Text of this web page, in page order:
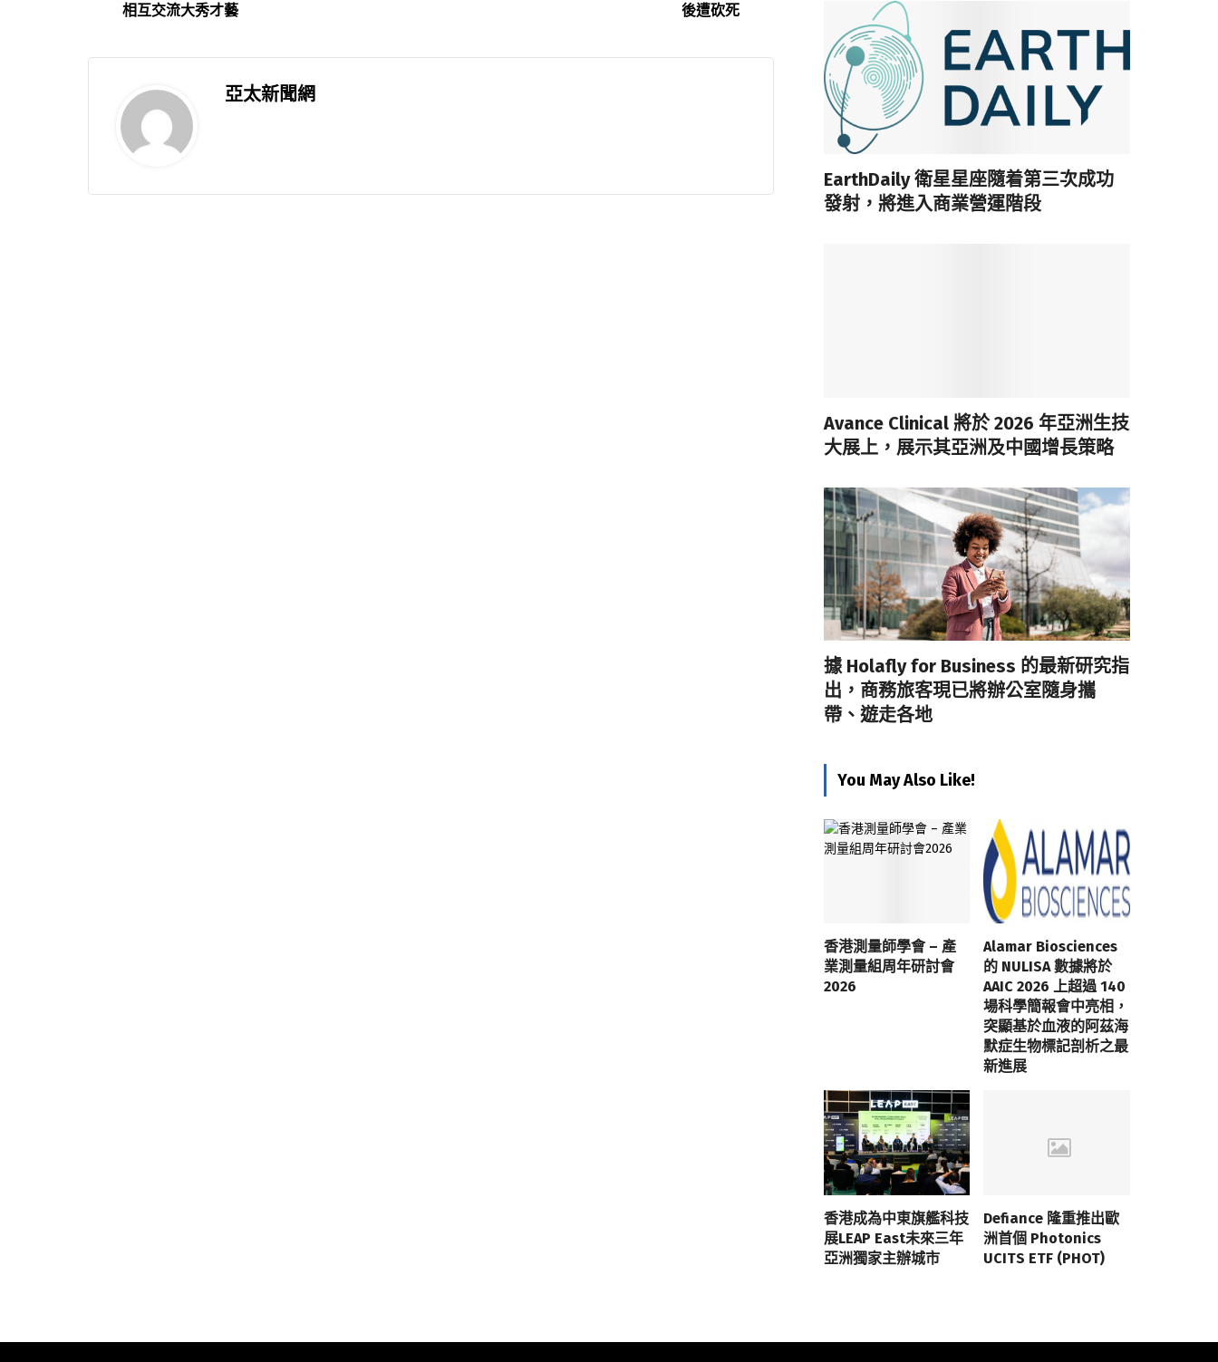
相互交流大秀才藝
後遭砍死
亞太新聞網
EarthDaily 衛星星座隨着第三次成功
發射，將進入商業營運階段
Avance Clinical 將於 2026 年亞洲生技
大展上，展示其亞洲及中國增長策略
據 Holafly for Business 的最新研究指
出，商務旅客現已將辦公室隨身攜
帶、遊走各地
You May Also Like!
香港測量師學會 – 產
業測量組周年研討會
2026
Alamar Biosciences
的 NULISA 數據將於
AAIC 2026 上超過 140
場科學簡報會中亮相，
突顯基於血液的阿茲海
默症生物標記剖析之最
新進展
香港成為中東旗艦科技
展LEAP East未來三年
亞洲獨家主辦城市
Defiance 隆重推出歐
洲首個 Photonics
UCITS ETF (PHOT)